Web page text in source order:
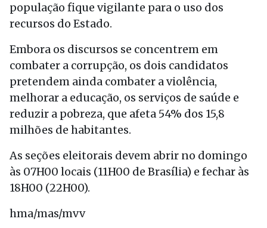
população fique vigilante para o uso dos
recursos do Estado.
Embora os discursos se concentrem em
combater a corrupção, os dois candidatos
pretendem ainda combater a violência,
melhorar a educação, os serviços de saúde e
reduzir a pobreza, que afeta 54% dos 15,8
milhões de habitantes.
As seções eleitorais devem abrir no domingo
às 07H00 locais (11H00 de Brasília) e fechar às
18H00 (22H00).
hma/mas/mvv